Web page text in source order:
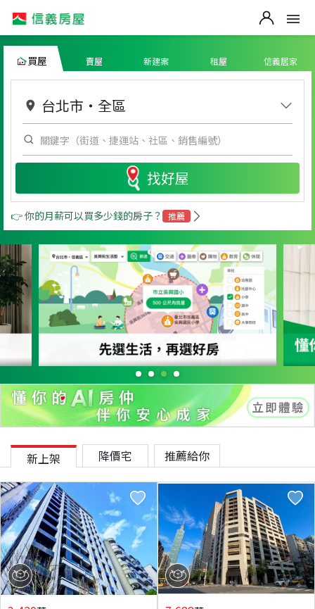
買屋 賣屋 新建案 租屋 信義居家
台北市 ・ 全區
找好屋
👉 你的月薪可以買多少錢的房子？ 推薦
新上架 降價宅 推薦給你